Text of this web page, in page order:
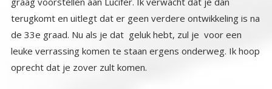
oprecht dat je zover zult komen.